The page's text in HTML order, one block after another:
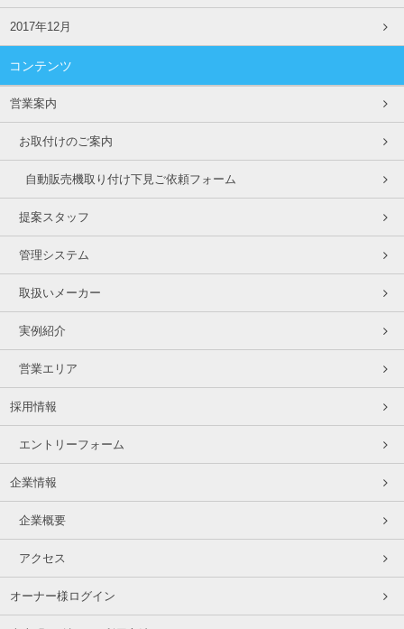
2017年12月
コンテンツ
営業案内
お取付けのご案内
自動販売機取り付け下見ご依頼フォーム
提案スタッフ
管理システム
取扱いメーカー
実例紹介
営業エリア
採用情報
エントリーフォーム
企業情報
企業概要
アクセス
オーナー様ログイン